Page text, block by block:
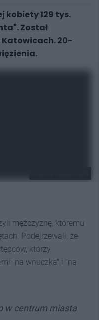
kobiety 129 tys.
Został
20-
mężczyznę, któremu
Podejrzewali, że
którzy
"na wnuczka" i "na
w centrum miasta